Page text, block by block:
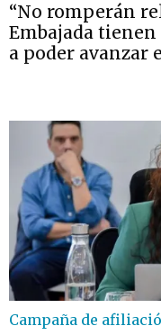
“No romperán
Embajada
a poder avanzar
Campaña de